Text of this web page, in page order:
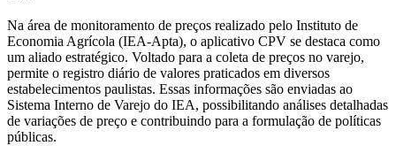
Na área de monitoramento de preços realizado pelo Instituto de
Economia Agrícola (IEA-Apta), o aplicativo CPV se destaca como
um aliado estratégico. Voltado para a coleta de preços no varejo,
permite o registro diário de valores praticados em diversos
estabelecimentos paulistas. Essas informações são enviadas ao
Sistema Interno de Varejo do IEA, possibilitando análises detalhadas
de variações de preço e contribuindo para a formulação de políticas
públicas.